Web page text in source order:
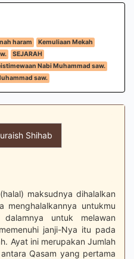
haram
Kemuliaan Mekah
SEJARAH
Nabi Muhammad saw.
saw.
Shihab
maksudnya dihalalkan
untukmu
untuk melawan
janji-Nya itu pada
Ayat ini merupakan Jumlah
Qasam yang pertama